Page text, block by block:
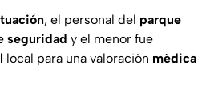
, el personal del parque
seguridad y el menor fue
local para una valoración médica